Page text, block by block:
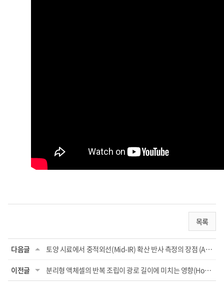
목록
다음글 토양 시료에서 중적외선(Mid-IR) 확산 반사 측정의 장점 (Advantages of Diffuse Ref...
이전글 분리형 액체셀의 반복 조립이 광로 길이에 미치는 영향(How pathlength change by re...